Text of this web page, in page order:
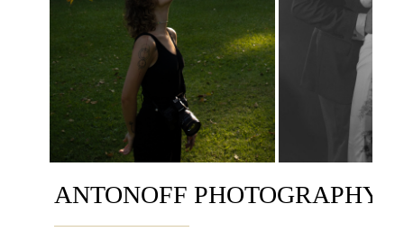
ANTONOFF PHOTOGRAPHY